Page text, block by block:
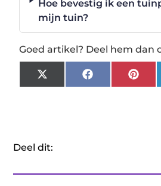
Hoe bevestig ik een
mijn tuin?
Goed artikel? Deel hem dan
X
(Twitter)
Facebook
Deel dit: